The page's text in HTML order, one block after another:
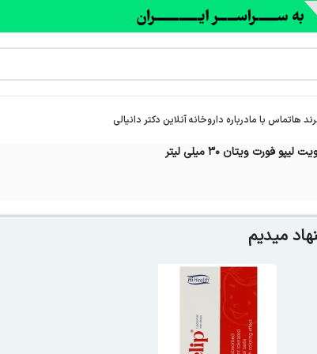
هاتماس با مادرباره‌ داروخانه آنلاین دکتر دانیالی
فورت ویتان 30 میلی لیتر
میدیم